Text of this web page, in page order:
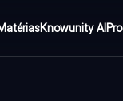
Knowunity AI